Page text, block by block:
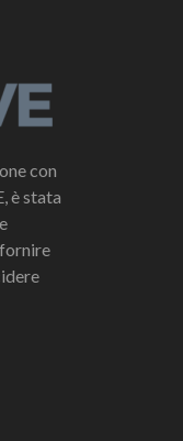
con
è stata